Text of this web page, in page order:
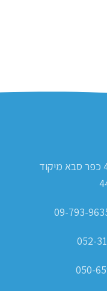
ת.ד 420 כפר סבא מיקוד
052-
050-